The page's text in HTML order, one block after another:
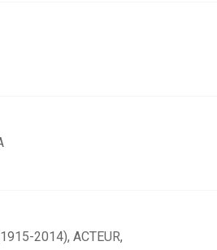
2014), ACTEUR,